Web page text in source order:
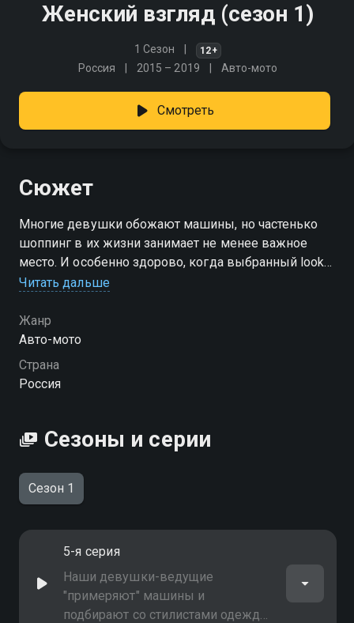
Женский взгляд (сезон 1)
1 Сезон 12+
Россия 2015 – 2019 Авто-мото
Смотреть
Сюжет
Многие девушки обожают машины, но частенько
шоппинг в их жизни занимает не менее важное
место. И особенно здорово, когда выбранный look
идеально подходит к автомобилю
Посмотреть онлайн 1 сезон сериала Женский
взгляд вы можете совершенно бесплатно в
хорошем HD качестве на Смотрёшке
Читать дальше
Жанр
Авто-мото
Страна
Россия
Сезоны и серии
Сезон 1
5-я серия
Наши девушки-ведущие
"примеряют" машины и
подбирают со стилистами одежду